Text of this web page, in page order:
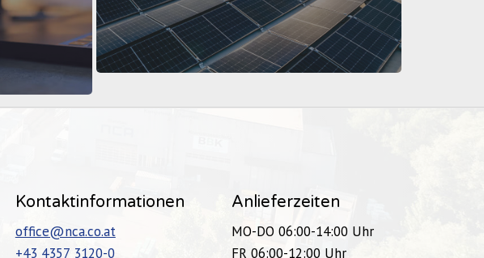
Kontaktinformationen
office@nca.co.at
+43 4357 3120-0
Anlieferzeiten
MO-DO 06:00-14:00 Uhr
FR 06:00-12:00 Uhr